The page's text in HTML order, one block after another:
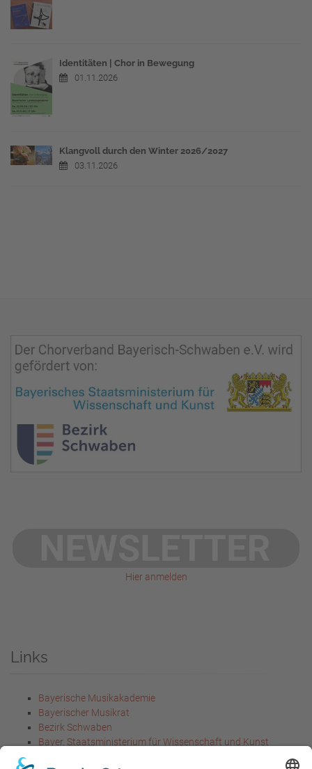
Identitäten | Chor in Bewegung
01.11.2026
Klangvoll durch den Winter 2026/2027
03.11.2026
Hier anmelden
Links
Bayerische Musikakademie
Bayerischer Musikrat
Bezirk Schwaben
Bayer. Staatsministerium für Wissenschaft und Kunst